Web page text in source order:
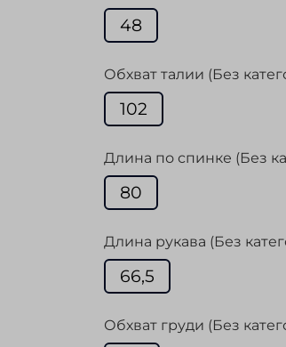
48
Обхват талии (Без
102
Длина по спинке (Без
80
Длина рукава (Без
66,5
Обхват груди (Без